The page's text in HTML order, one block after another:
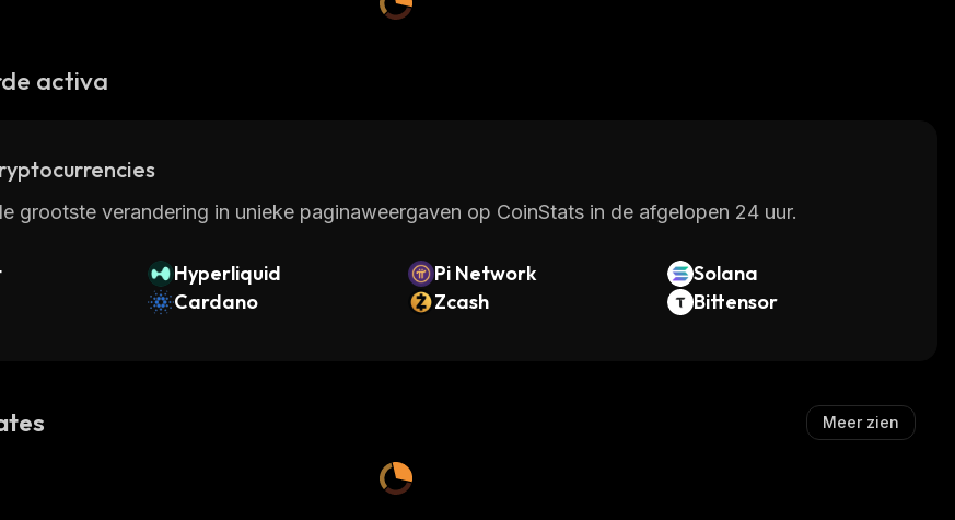
activa
grootste verandering in unieke paginaweergaven op CoinStats in de afgelopen 24 uur.
Hyperliquid Pi Network
Solana
Cardano Zcash Bittensor
Meer zien